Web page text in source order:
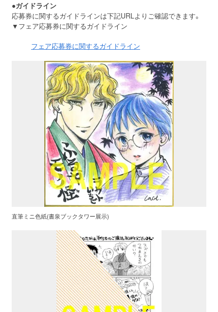
●ガイドライン
応募券に関するガイドラインは下記URLよりご確認できます。
▼フェア応募券に関するガイドライン
フェア応募券に関するガイドライン
直筆ミニ色紙(書泉ブックタワー展示)